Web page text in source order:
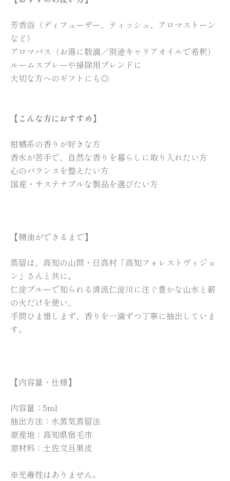
芳香浴（ディフューザー、ティッシュ、アロマストーン
など）
アロマバス（お湯に数滴／別途キャリアオイルで希釈）
ルームスプレーや掃除用ブレンドに
大切な方へのギフトにも◎
【こんな方におすすめ】
柑橘系の香りが好きな方
香水が苦手で、自然な香りを暮らしに取り入れたい方
心のバランスを整えたい方
国産・サステナブルな製品を選びたい方
【精油ができるまで】
蒸留は、高知の山間・日高村「高知フォレストヴィジョ
ン」さんと共に。
仁淀ブルーで知られる清流仁淀川に注ぐ豊かな山水と薪
の火だけを使い、
手間ひま惜しまず、香りを一滴ずつ丁寧に抽出していま
す。
【内容量・仕様】
内容量：5ml
抽出方法：水蒸気蒸留法
原産地：高知県宿毛市
原材料：土佐文旦果皮
※光毒性はありません。